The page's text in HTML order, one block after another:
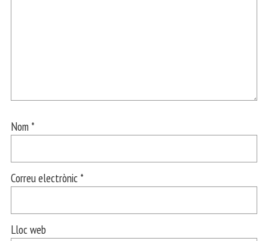
Nom *
Correu electrònic *
Lloc web